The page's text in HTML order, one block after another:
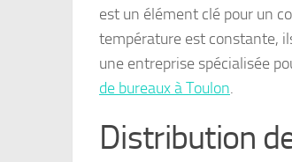
est un élément clé pour un
température est constante,
une entreprise spécialisée
de bureaux à Toulon.
Distribution